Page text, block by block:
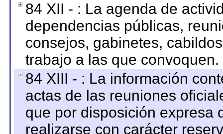
84 XII - : La agenda de
dependencias públicas,
consejos, gabinetes,
trabajo a las que convoquen.
84 XIII - : La información
actas de las reuniones
que por disposición expresa
realizarse con carácter